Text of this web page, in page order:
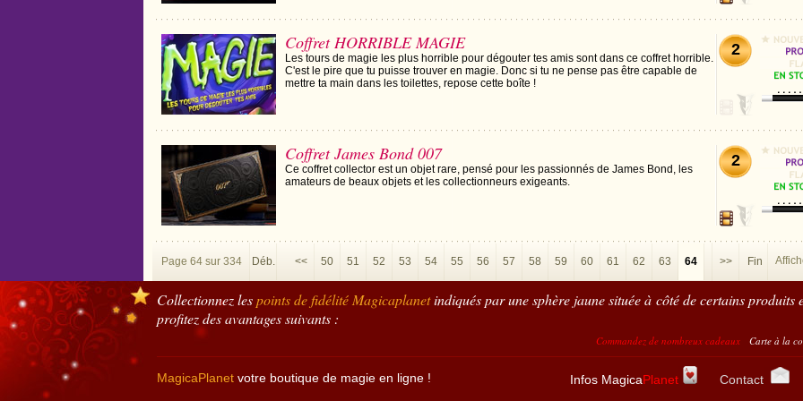
Coffret HORRIBLE MAGIE
Les tours de magie les plus horrible pour dégouter tes amis sont dans ce coffret horrible.
C'est le pire que tu puisse trouver en magie. Donc si tu ne pense pas être capable de
mettre ta main dans les toilettes, repose cette boîte !
2
Coffret James Bond 007
Ce coffret collector est un objet rare, pensé pour les passionnés de James Bond, les
amateurs de beaux objets et les collectionneurs exigeants.
2
Page 64 sur 334 Déb. << 50 51 52 53 54 55 56 57 58 59 60 61 62 63 64 >> Fin
Collectionnez lespoints de fidélité Magicaplanetindiqués par une sphère jaune située à côté de certains produits
profitez des avantages suivants :
Commandez de nombreux cadeaux Carte à la corde = 15 points ;
MagicaPlanet votre boutique de magie en ligne ! Infos MagicaPlanet Contact